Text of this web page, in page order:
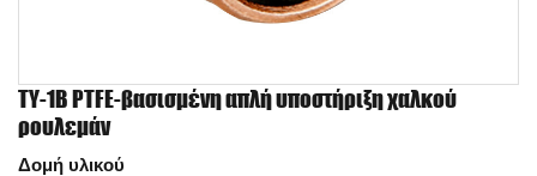
TY-1B PTFE-βασισμένη απλή υποστήριξη χαλκού
ρουλεμάν
Δομή υλικού